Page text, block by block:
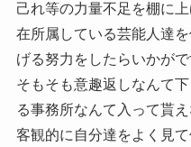
己れ等の力量不足を棚に
在所属している芸能人達
げる努力をしたらいかがで
そもそも意趣返しなんて
る事務所なんて入って貰
客観的に自分達をよく見